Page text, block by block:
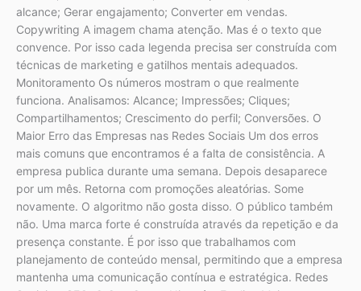
alcance; Gerar engajamento; Converter em vendas.
Copywriting A imagem chama atenção. Mas é o texto que
convence. Por isso cada legenda precisa ser construída com
técnicas de marketing e gatilhos mentais adequados.
Monitoramento Os números mostram o que realmente
funciona. Analisamos: Alcance; Impressões; Cliques;
Compartilhamentos; Crescimento do perfil; Conversões. O
Maior Erro das Empresas nas Redes Sociais Um dos erros
mais comuns que encontramos é a falta de consistência. A
empresa publica durante uma semana. Depois desaparece
por um mês. Retorna com promoções aleatórias. Some
novamente. O algoritmo não gosta disso. O público também
não. Uma marca forte é construída através da repetição e da
presença constante. É por isso que trabalhamos com
planejamento de conteúdo mensal, permitindo que a empresa
mantenha uma comunicação contínua e estratégica. Redes